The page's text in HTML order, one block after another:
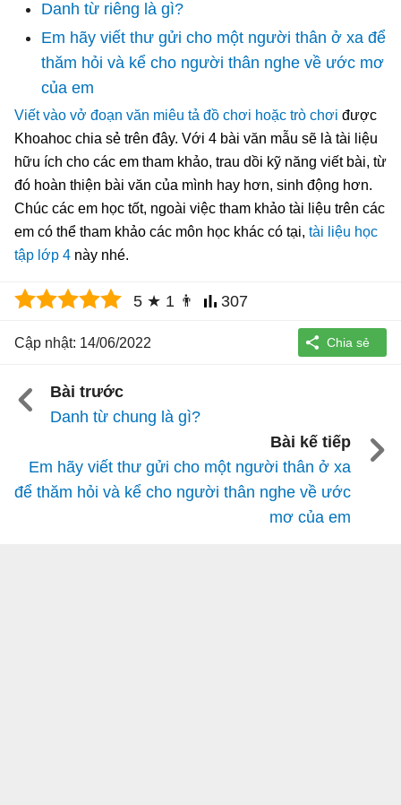
Danh từ riêng là gì?
Em hãy viết thư gửi cho một người thân ở xa để
thăm hỏi và kể cho người thân nghe về ước mơ
của em
Viết vào vở đoạn văn miêu tả đồ chơi hoặc trò chơi được
Khoahoc chia sẻ trên đây. Với 4 bài văn mẫu sẽ là tài liệu
hữu ích cho các em tham khảo, trau dồi kỹ năng viết bài, từ
đó hoàn thiện bài văn của mình hay hơn, sinh động hơn.
Chúc các em học tốt, ngoài việc tham khảo tài liệu trên các
em có thể tham khảo các môn học khác có tại, tài liệu học
tập lớp 4 này nhé.
5 ★ 1 👨 307
Cập nhật: 14/06/2022
Bài trước
Danh từ chung là gì?
Bài kế tiếp
Em hãy viết thư gửi cho một người thân ở xa
để thăm hỏi và kể cho người thân nghe về ước
mơ của em